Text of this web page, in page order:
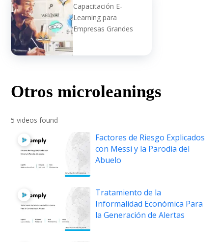
Capacitación E-
Learning para
Empresas Grandes
Otros microleanings
5 videos found
Factores de Riesgo Explicados
con Messi y la Parodia del
Abuelo
Tratamiento de la
Informalidad Económica Para
la Generación de Alertas